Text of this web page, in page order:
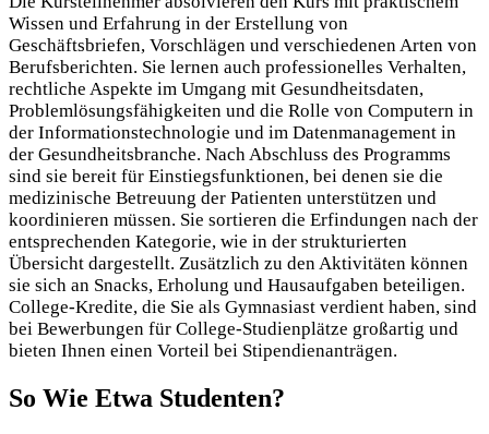
Wissen und Erfahrung in der Erstellung von
Geschäftsbriefen, Vorschlägen und verschiedenen Arten von
Berufsberichten. Sie lernen auch professionelles Verhalten,
rechtliche Aspekte im Umgang mit Gesundheitsdaten,
Problemlösungsfähigkeiten und die Rolle von Computern in
der Informationstechnologie und im Datenmanagement in
der Gesundheitsbranche. Nach Abschluss des Programms
sind sie bereit für Einstiegsfunktionen, bei denen sie die
medizinische Betreuung der Patienten unterstützen und
koordinieren müssen. Sie sortieren die Erfindungen nach der
entsprechenden Kategorie, wie in der strukturierten
Übersicht dargestellt. Zusätzlich zu den Aktivitäten können
sie sich an Snacks, Erholung und Hausaufgaben beteiligen.
College-Kredite, die Sie als Gymnasiast verdient haben, sind
bei Bewerbungen für College-Studienplätze großartig und
bieten Ihnen einen Vorteil bei Stipendienanträgen.
So Wie Etwa Studenten?